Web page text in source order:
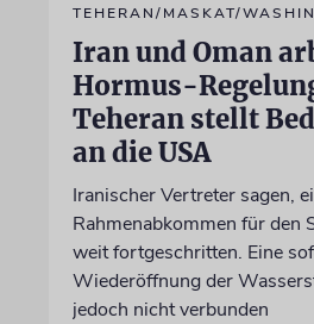
TEHERAN/MASKAT/
Iran und Oman
Hormus-
Teheran stellt
an die USA
Iranischer Vertreter sagen,
Rahmenabkommen für den
weit fortgeschritten. Eine
Wiederöffnung der
jedoch nicht verbunden